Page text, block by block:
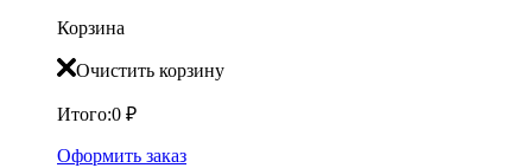
Корзина
Очистить корзину
Итого:0 ₽
Оформить заказ